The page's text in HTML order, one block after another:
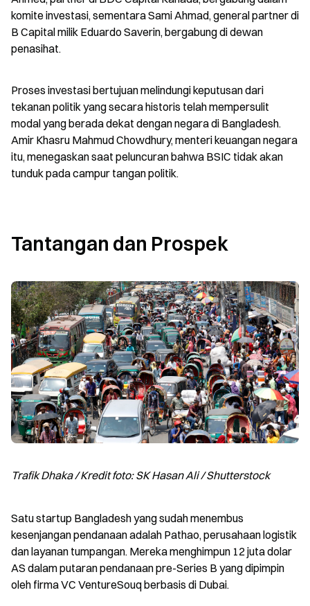
komite investasi, sementara Sami Ahmad, general partner di
B Capital milik Eduardo Saverin, bergabung di dewan
penasihat.
Proses investasi bertujuan melindungi keputusan dari
tekanan politik yang secara historis telah mempersulit
modal yang berada dekat dengan negara di Bangladesh.
Amir Khasru Mahmud Chowdhury, menteri keuangan negara
itu, menegaskan saat peluncuran bahwa BSIC tidak akan
tunduk pada campur tangan politik.
Tantangan dan Prospek
Trafik Dhaka / Kredit foto: SK Hasan Ali / Shutterstock
Satu startup Bangladesh yang sudah menembus
kesenjangan pendanaan adalah Pathao, perusahaan logistik
dan layanan tumpangan. Mereka menghimpun 12 juta dolar
AS dalam putaran pendanaan pre-Series B yang dipimpin
oleh firma VC VentureSouq berbasis di Dubai.